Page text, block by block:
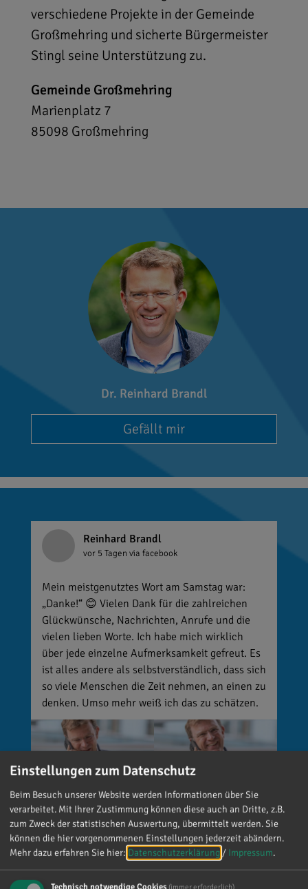
verschiedene Projekte in der Gemeinde
Großmehring und sicherte Bürgermeister
Stingl seine Unterstützung zu.
Gemeinde Großmehring
Marienplatz 7
85098 Großmehring
Dr. Reinhard Brandl
Gefällt mir
Reinhard Brandl
vor 5 Tagen via facebook
Mein meistgenutztes Wort am Samstag war:
„Danke!“ 😊 Vielen Dank für die zahlreichen
Glückwünsche, Nachrichten, Anrufe und die
vielen lieben Worte. Ich habe mich wirklich
über jede einzelne Aufmerksamkeit gefreut. Es
ist alles andere als selbstverständlich, dass sich
so viele Menschen die Zeit nehmen, an einen zu
denken. Umso mehr weiß ich das zu schätzen.
Einstellungen zum Datenschutz
Beim Besuch unserer Website werden Informationen über Sie
verarbeitet. Mit Ihrer Zustimmung können diese auch an Dritte, z.B.
zum Zweck der statistischen Auswertung, übermittelt werden. Sie
können die hier vorgenommenen Einstellungen jederzeit abändern.
Mehr dazu erfahren Sie hier: Datenschutzerklärung / Impressum.
(immer erforderlich)